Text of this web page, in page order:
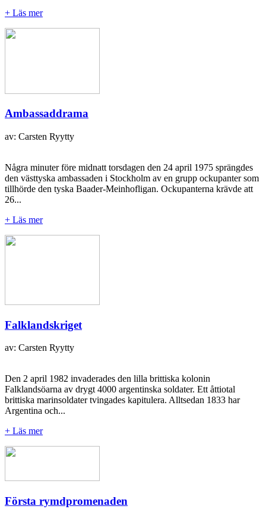
+ Läs mer
Ambassaddrama
av: Carsten Ryytty
Några minuter före midnatt torsdagen den 24 april 1975 sprängdes
den västtyska ambassaden i Stockholm av en grupp ockupanter som
tillhörde den tyska Baader-Meinhofligan. Ockupanterna krävde att
26...
+ Läs mer
Falklandskriget
av: Carsten Ryytty
Den 2 april 1982 invaderades den lilla brittiska kolonin
Falklandsöarna av drygt 4000 argentinska soldater. Ett åttiotal
brittiska marinsoldater tvingades kapitulera. Alltsedan 1833 har
Argentina och...
+ Läs mer
Första rymdpromenaden